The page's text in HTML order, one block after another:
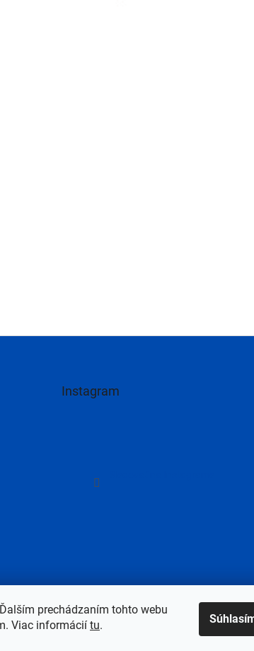
prechádzaním tohto webu
Viac informácií tu.
Instagram